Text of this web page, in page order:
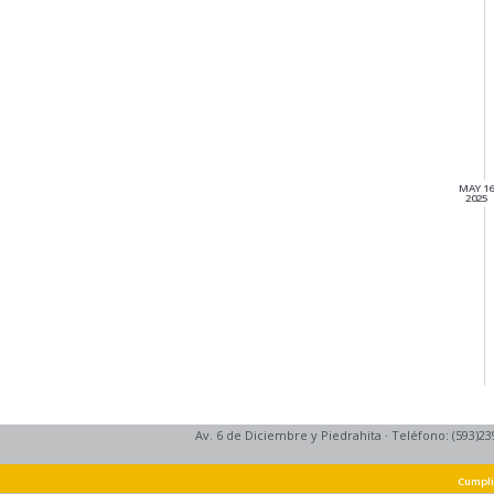
MAY 16
2025
Av. 6 de Diciembre y Piedrahita · Teléfono: